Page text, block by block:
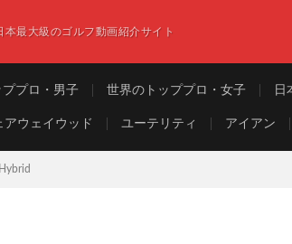
本最大級のゴルフ動画紹介サイト
プロ・男子 世界のトッププロ・女子 日
アウェイウッド ユーテリティ アイアン